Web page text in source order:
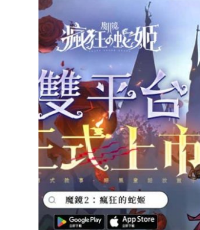
達
人
推
薦
科
自
體。